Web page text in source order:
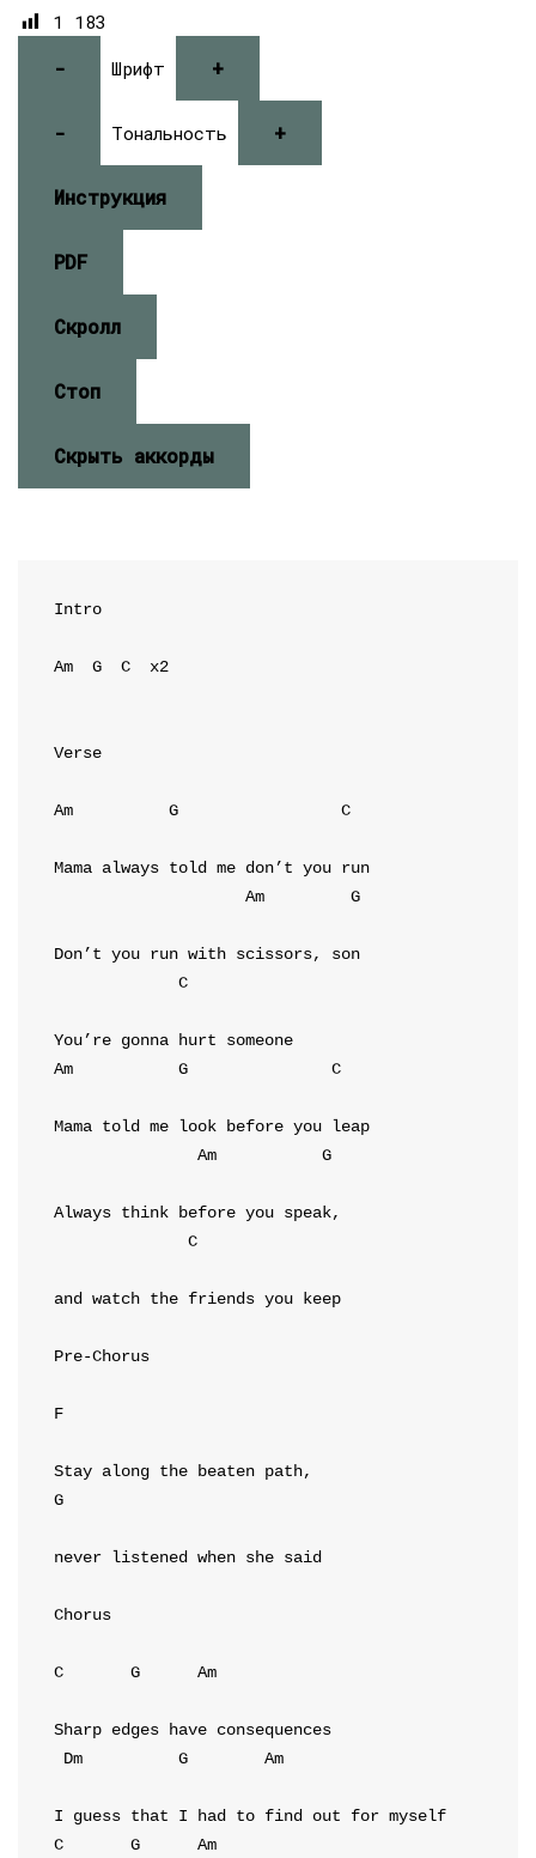
1 183
- Шрифт +
- Тональность +
Инструкция
PDF
Скролл
Стоп
Скрыть аккорды
Intro
Am G C
  x2
Verse
Am G C
Am
G
C
Am
G C
Am
G
C
and watch the friends you keep
Pre-Chorus
F
G
never listened when she said
Chorus
C G Am
Dm
G Am
C
G Am